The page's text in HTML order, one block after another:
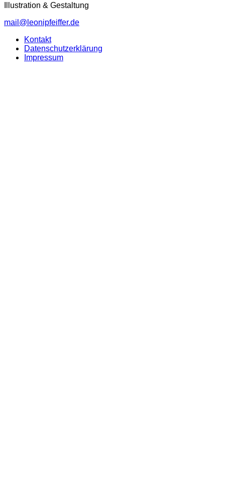
Illustration & Gestaltung
mail@leonipfeiffer.de
Kontakt
Datenschutzerklärung
Impressum